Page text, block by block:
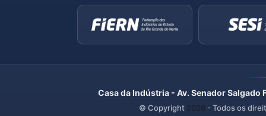
Casa da Indústria - Av. Senador
© Copyright 2026 - Todos os